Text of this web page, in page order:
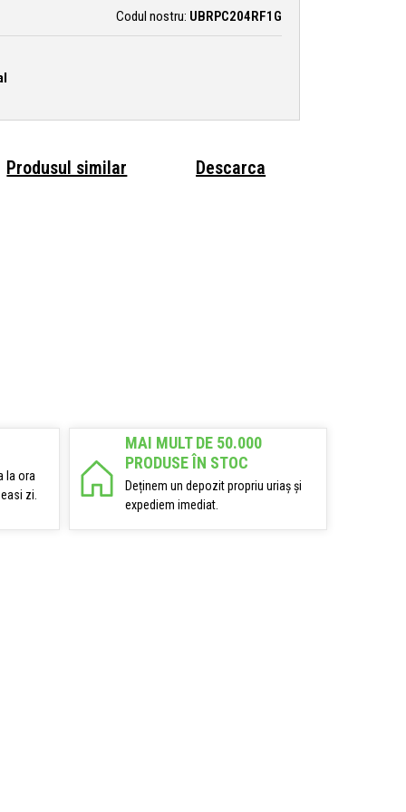
Codul nostru: UBRPC204RF1G
Produsul similar Descarca
la ora
zi.
MAI MULT DE 50.000
PRODUSE ÎN STOC
Deținem un depozit propriu uriaș și
expediem imediat.